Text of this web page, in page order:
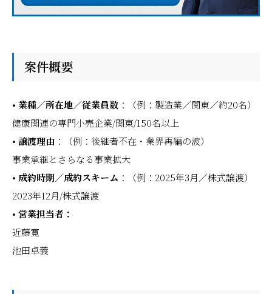
案件概要
• 業種／所在地／従業員数 ：（例：製造業／関東／約20名）
健康関連の専門小売企業/関東/150名以上
• 譲渡理由 ：（例：後継者不在・業界再編の波）
事業承継とさらなる事業拡大
• 成約時期／成約スキーム ：（例：2025年3月／株式譲渡）
2023年12月/株式譲渡
• 営業担当者：
近藤寛
池田卓義